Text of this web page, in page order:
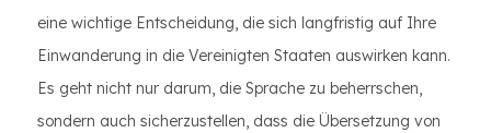
eine wichtige Entscheidung, die sich langfristig auf Ihre
Einwanderung in die Vereinigten Staaten auswirken kann.
Es geht nicht nur darum, die Sprache zu beherrschen,
sondern auch sicherzustellen, dass die Übersetzung von